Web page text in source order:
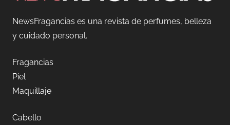
NewsFragancias es una revista de perfumes, belleza
y cuidado personal.
Fragancias
Piel
Maquillaje
Cabello